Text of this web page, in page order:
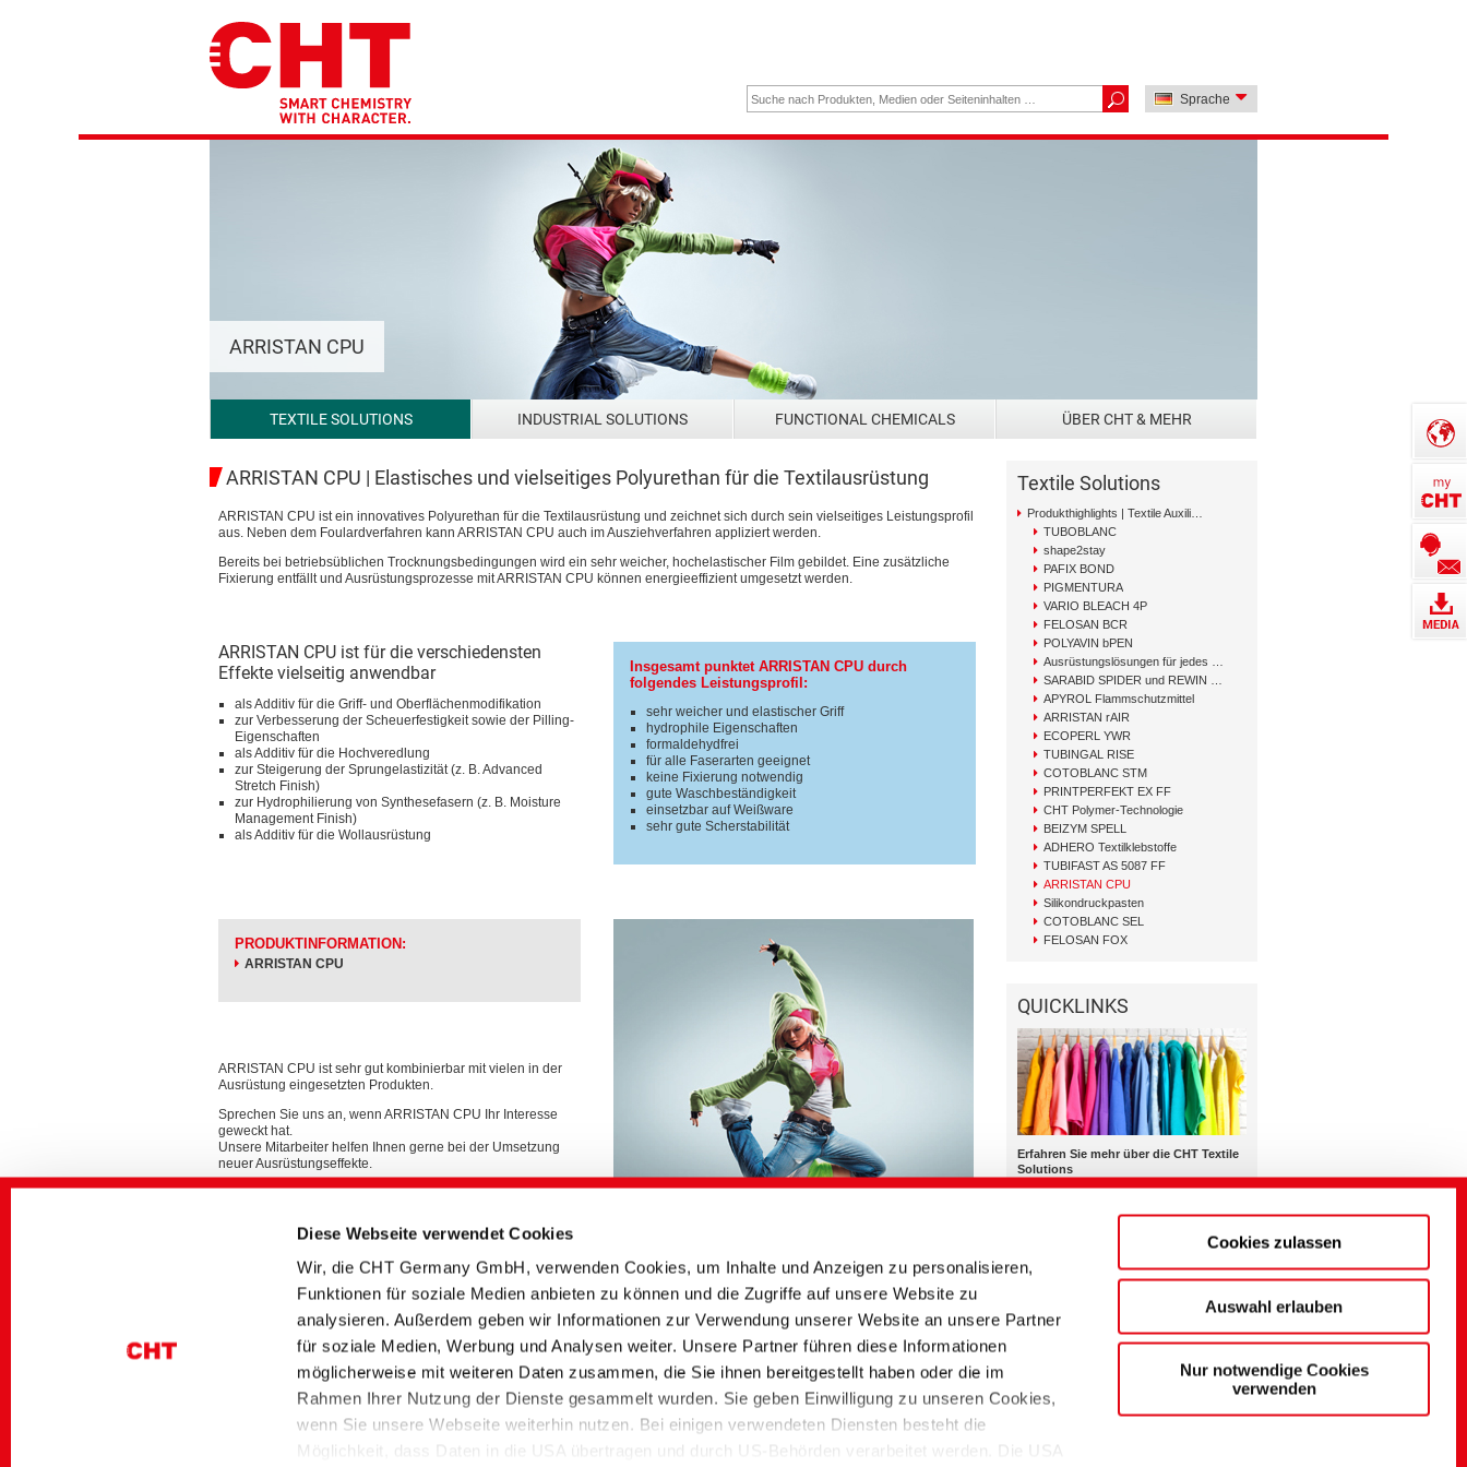
Diese Webseite verwendet Cookies
Wir, die CHT Germany GmbH, verwenden Cookies, um Inhalte und Anzeigen zu personalisieren,
Funktionen für soziale Medien anbieten zu können und die Zugriffe auf unsere Website zu
analysieren. Außerdem geben wir Informationen zur Verwendung unserer Website an unsere Partner
für soziale Medien, Werbung und Analysen weiter. Unsere Partner führen diese Informationen
möglicherweise mit weiteren Daten zusammen, die Sie ihnen bereitgestellt haben oder die im
Rahmen Ihrer Nutzung der Dienste gesammelt wurden. Sie geben Einwilligung zu unseren Cookies,
wenn Sie unsere Webseite weiterhin nutzen. Bei einigen verwendeten Diensten besteht die
Möglichkeit, dass Daten in die USA übertragen und durch US-Behörden verarbeitet werden. Die USA
Cookies zulassen
Auswahl erlauben
Nur notwendige Cookies
verwenden
Sprache
ARRISTAN CPU
TEXTILE SOLUTIONS INDUSTRIAL SOLUTIONS FUNCTIONAL CHEMICALS ÜBER CHT & MEHR
ARRISTAN CPU | Elastisches und vielseitiges Polyurethan für die Textilausrüstung
ARRISTAN CPU ist ein innovatives Polyurethan für die Textilausrüstung und zeichnet sich durch sein vielseitiges Leistungsprofil
aus. Neben dem Foulardverfahren kann ARRISTAN CPU auch im Ausziehverfahren appliziert werden.
Bereits bei betriebsüblichen Trocknungsbedingungen wird ein sehr weicher, hochelastischer Film gebildet. Eine zusätzliche
Fixierung entfällt und Ausrüstungsprozesse mit ARRISTAN CPU können energieeffizient umgesetzt werden.
ARRISTAN CPU ist für die verschiedensten
Effekte vielseitig anwendbar
als Additiv für die Griff- und Oberflächenmodifikation
zur Verbesserung der Scheuerfestigkeit sowie der Pilling-
Eigenschaften
als Additiv für die Hochveredlung
zur Steigerung der Sprungelastizität (z. B. Advanced
Stretch Finish)
zur Hydrophilierung von Synthesefasern (z. B. Moisture
Management Finish)
als Additiv für die Wollausrüstung
Insgesamt punktet ARRISTAN CPU durch
folgendes Leistungsprofil:
sehr weicher und elastischer Griff
hydrophile Eigenschaften
formaldehydfrei
für alle Faserarten geeignet
keine Fixierung notwendig
gute Waschbeständigkeit
einsetzbar auf Weißware
sehr gute Scherstabilität
PRODUKTINFORMATION:
ARRISTAN CPU
ARRISTAN CPU ist sehr gut kombinierbar mit vielen in der
Ausrüstung eingesetzten Produkten.
Sprechen Sie uns an, wenn ARRISTAN CPU Ihr Interesse
geweckt hat.
Unsere Mitarbeiter helfen Ihnen gerne bei der Umsetzung
neuer Ausrüstungseffekte.
Textile Solutions
Produkthighlights | Textile Auxiliary Solutions
TUBOBLANC
shape2stay
PAFIX BOND
PIGMENTURA
VARIO BLEACH 4P
FELOSAN BCR
POLYAVIN bPEN
Ausrüstungslösungen für jedes Garn
SARABID SPIDER und REWIN GAP
APYROL Flammschutzmittel
ARRISTAN rAIR
ECOPERL YWR
TUBINGAL RISE
COTOBLANC STM
PRINTPERFEKT EX FF
CHT Polymer-Technologie
BEIZYM SPELL
ADHERO Textilklebstoffe
TUBIFAST AS 5087 FF
ARRISTAN CPU
Silikondruckpasten
COTOBLANC SEL
FELOSAN FOX
QUICKLINKS
Erfahren Sie mehr über die CHT Textile
Solutions
Application Management
+49 7071 154 0